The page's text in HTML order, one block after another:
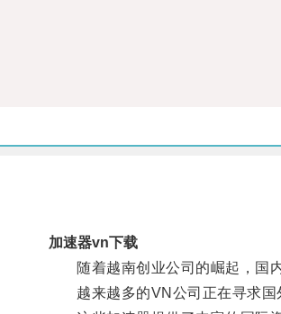
加速器vn下载
随着越南创业公司的崛起，国内
越来越多的VN公司正在寻求国